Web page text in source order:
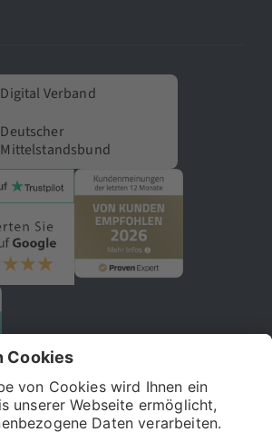
Digital Verband
Deutscher
Mittelstandsbund